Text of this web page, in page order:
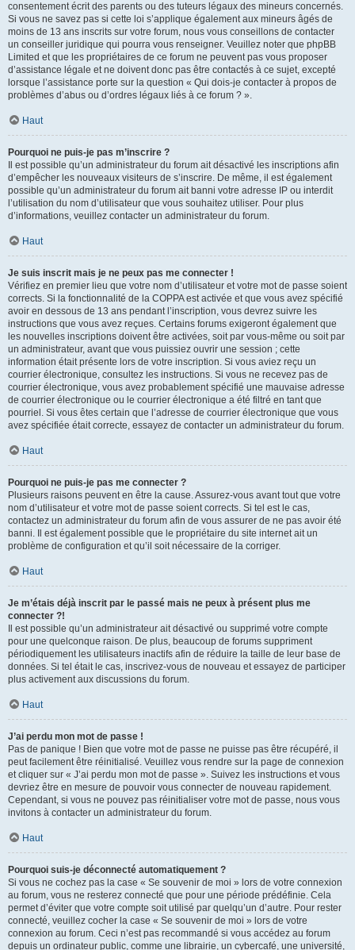
consentement écrit des parents ou des tuteurs légaux des mineurs concernés.
Si vous ne savez pas si cette loi s’applique également aux mineurs âgés de
moins de 13 ans inscrits sur votre forum, nous vous conseillons de contacter
un conseiller juridique qui pourra vous renseigner. Veuillez noter que phpBB
Limited et que les propriétaires de ce forum ne peuvent pas vous proposer
d’assistance légale et ne doivent donc pas être contactés à ce sujet, excepté
lorsque l’assistance porte sur la question « Qui dois-je contacter à propos de
problèmes d’abus ou d’ordres légaux liés à ce forum ? ».
Haut
Pourquoi ne puis-je pas m’inscrire ?
Il est possible qu’un administrateur du forum ait désactivé les inscriptions afin
d’empêcher les nouveaux visiteurs de s’inscrire. De même, il est également
possible qu’un administrateur du forum ait banni votre adresse IP ou interdit
l’utilisation du nom d’utilisateur que vous souhaitez utiliser. Pour plus
d’informations, veuillez contacter un administrateur du forum.
Haut
Je suis inscrit mais je ne peux pas me connecter !
Vérifiez en premier lieu que votre nom d’utilisateur et votre mot de passe soient
corrects. Si la fonctionnalité de la COPPA est activée et que vous avez spécifié
avoir en dessous de 13 ans pendant l’inscription, vous devrez suivre les
instructions que vous avez reçues. Certains forums exigeront également que
les nouvelles inscriptions doivent être activées, soit par vous-même ou soit par
un administrateur, avant que vous puissiez ouvrir une session ; cette
information était présente lors de votre inscription. Si vous aviez reçu un
courrier électronique, consultez les instructions. Si vous ne recevez pas de
courrier électronique, vous avez probablement spécifié une mauvaise adresse
de courrier électronique ou le courrier électronique a été filtré en tant que
pourriel. Si vous êtes certain que l’adresse de courrier électronique que vous
avez spécifiée était correcte, essayez de contacter un administrateur du forum.
Haut
Pourquoi ne puis-je pas me connecter ?
Plusieurs raisons peuvent en être la cause. Assurez-vous avant tout que votre
nom d’utilisateur et votre mot de passe soient corrects. Si tel est le cas,
contactez un administrateur du forum afin de vous assurer de ne pas avoir été
banni. Il est également possible que le propriétaire du site internet ait un
problème de configuration et qu’il soit nécessaire de la corriger.
Haut
Je m’étais déjà inscrit par le passé mais ne peux à présent plus me
connecter ?!
Il est possible qu’un administrateur ait désactivé ou supprimé votre compte
pour une quelconque raison. De plus, beaucoup de forums suppriment
périodiquement les utilisateurs inactifs afin de réduire la taille de leur base de
données. Si tel était le cas, inscrivez-vous de nouveau et essayez de participer
plus activement aux discussions du forum.
Haut
J’ai perdu mon mot de passe !
Pas de panique ! Bien que votre mot de passe ne puisse pas être récupéré, il
peut facilement être réinitialisé. Veuillez vous rendre sur la page de connexion
et cliquer sur « J’ai perdu mon mot de passe ». Suivez les instructions et vous
devriez être en mesure de pouvoir vous connecter de nouveau rapidement.
Cependant, si vous ne pouvez pas réinitialiser votre mot de passe, nous vous
invitons à contacter un administrateur du forum.
Haut
Pourquoi suis-je déconnecté automatiquement ?
Si vous ne cochez pas la case « Se souvenir de moi » lors de votre connexion
au forum, vous ne resterez connecté que pour une période prédéfinie. Cela
permet d’éviter que votre compte soit utilisé par quelqu’un d’autre. Pour rester
connecté, veuillez cocher la case « Se souvenir de moi » lors de votre
connexion au forum. Ceci n’est pas recommandé si vous accédez au forum
depuis un ordinateur public, comme une librairie, un cybercafé, une université,